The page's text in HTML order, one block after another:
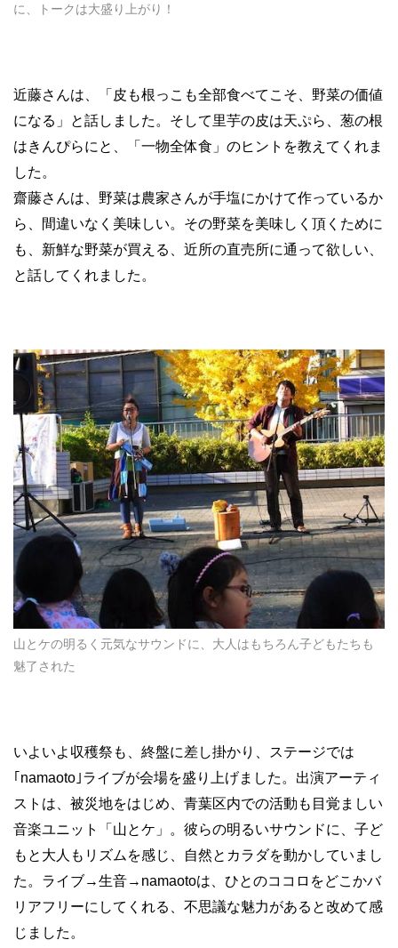
に、トークは大盛り上がり！
近藤さんは、「皮も根っこも全部食べてこそ、野菜の価値
になる」と話しました。そして里芋の皮は天ぷら、葱の根
はきんぴらにと、「一物全体食」のヒントを教えてくれま
した。
齋藤さんは、野菜は農家さんが手塩にかけて作っているか
ら、間違いなく美味しい。その野菜を美味しく頂くために
も、新鮮な野菜が買える、近所の直売所に通って欲しい、
と話してくれました。
山とケの明るく元気なサウンドに、大人はもちろん子どもたちも
魅了された
いよいよ収穫祭も、終盤に差し掛かり、ステージでは
｢namaoto｣ライブが会場を盛り上げました。出演アーティ
ストは、被災地をはじめ、青葉区内での活動も目覚ましい
音楽ユニット「山とケ」。彼らの明るいサウンドに、子ど
もと大人もリズムを感じ、自然とカラダを動かしていまし
た。ライブ→生音→namaotoは、ひとのココロをどこかバ
リアフリーにしてくれる、不思議な魅力があると改めて感
じました。